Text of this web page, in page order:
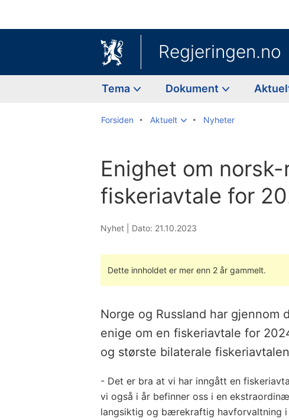
Regjeringen.no
Tema Dokument
Forsiden Aktuelt Nyheter
Enighet om
fiskeriavtale for
Nyhet | Dato: 21.10.2023
Dette innholdet er mer enn 2 år gammelt.
Norge og Russland har gjennom
enige om en fiskeriavtale for
og største bilaterale
- Det er bra at vi har inngått en
vi også i år befinner oss i en
langsiktig og bærekraftig havforvaltning i